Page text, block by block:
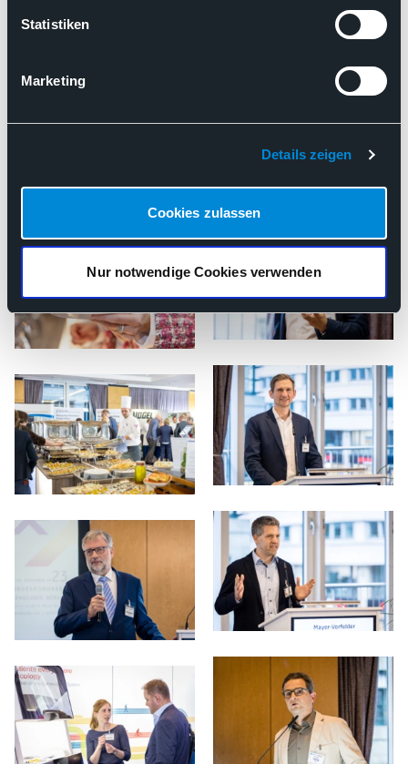
Statistiken
Marketing
Details zeigen
Cookies zulassen
Nur notwendige Cookies verwenden